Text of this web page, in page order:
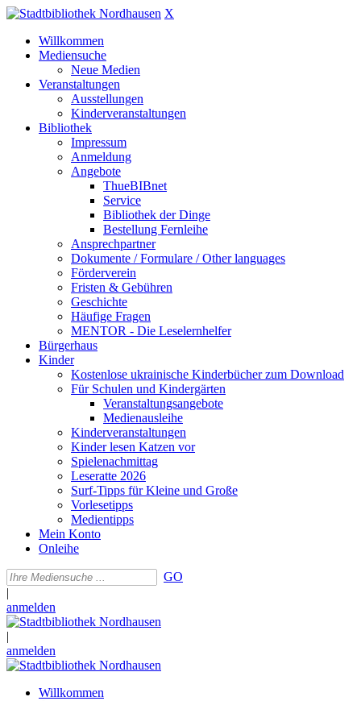
X
Willkommen
Mediensuche
Neue Medien
Veranstaltungen
Ausstellungen
Kinderveranstaltungen
Bibliothek
Impressum
Anmeldung
Angebote
ThueBIBnet
Service
Bibliothek der Dinge
Bestellung Fernleihe
Ansprechpartner
Dokumente / Formulare / Other languages
Förderverein
Fristen & Gebühren
Geschichte
Häufige Fragen
MENTOR - Die Leselernhelfer
Bürgerhaus
Kinder
Kostenlose ukrainische Kinderbücher zum Download
Für Schulen und Kindergärten
Veranstaltungsangebote
Medienausleihe
Kinderveranstaltungen
Kinder lesen Katzen vor
Spielenachmittag
Leseratte 2026
Surf-Tipps für Kleine und Große
Vorlesetipps
Medientipps
Mein Konto
Onleihe
GO
|
anmelden
|
anmelden
Willkommen